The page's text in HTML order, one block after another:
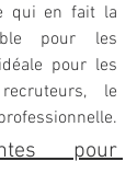
qui en fait la
pour les
pour les
le
pour